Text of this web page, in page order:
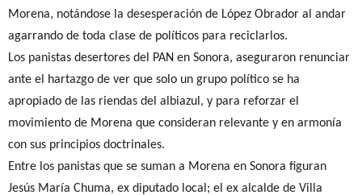
Morena, notándose la desesperación de López Obrador al andar
agarrando de toda clase de políticos para reciclarlos.
Los panistas desertores del PAN en Sonora, aseguraron renunciar
ante el hartazgo de ver que solo un grupo político se ha
apropiado de las riendas del albiazul, y para reforzar el
movimiento de Morena que consideran relevante y en armonía
con sus principios doctrinales.
Entre los panistas que se suman a Morena en Sonora figuran
Jesús María Chuma, ex diputado local; el ex alcalde de Villa